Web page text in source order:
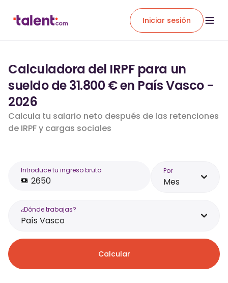
Iniciar sesión
Calculadora del IRPF para un
sueldo de 31.800 € en País Vasco -
2026
Calcula tu salario neto después de las retenciones
de IRPF y cargas sociales
Introduce tu ingreso bruto Por
Mes
¿Dónde trabajas?
País Vasco
Calcular